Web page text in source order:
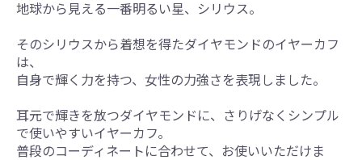
地球から見える一番明るい星、シリウス。
そのシリウスから着想を得たダイヤモンドのイヤーカフ
は、
自身で輝く力を持つ、女性の力強さを表現しました。
耳元で輝きを放つダイヤモンドに、さりげなくシンプル
で使いやすいイヤーカフ。
普段のコーディネートに合わせて、お使いいただけま